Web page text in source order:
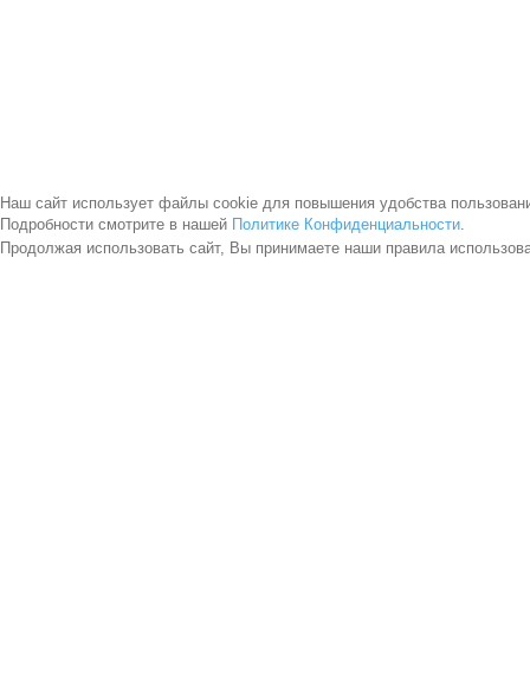
Наш сайт использует файлы cookie для повышения удобства
Подробности смотрите в нашей Политике Конфиденциальности.
Продолжая использовать сайт, Вы принимаете наши правила